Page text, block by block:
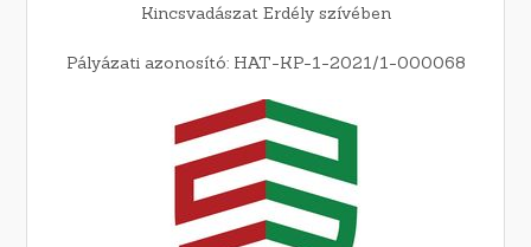
Kincsvadászat Erdély szívében
Pályázati azonosító: HAT-KP-1-2021/1-000068